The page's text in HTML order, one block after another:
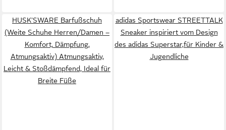
HUSK'SWARE Barfußschuh
(Weite Schuhe Herren/Damen –
Komfort, Dämpfung,
Atmungsaktiv) Atmungsaktiv,
Leicht & Stoßdämpfend, Ideal für
Breite Füße
adidas Sportswear STREETTALK
Sneaker inspiriert vom Design
des adidas Superstar,für Kinder &
Jugendliche